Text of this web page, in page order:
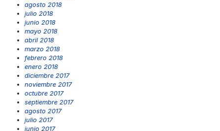
agosto 2018
julio 2018
junio 2018
mayo 2018
abril 2018
marzo 2018
febrero 2018
enero 2018
diciembre 2017
noviembre 2017
octubre 2017
septiembre 2017
agosto 2017
julio 2017
junio 2017